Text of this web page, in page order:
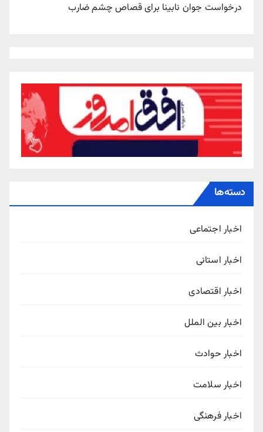
درخواست جوان نابینا برای قصاص چشم ضارب
دسته‌ها
اخبار اجتماعی
اخبار استانی
اخبار اقتصادی
اخبار بین الملل
اخبار حوادث
اخبار سلامت
اخبار فرهنگی